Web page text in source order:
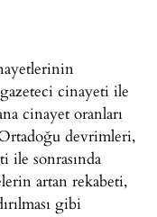
cinayeti ile
cinayet oranları
devrimleri,
ile sonrasında
artan rekabeti,
gibi